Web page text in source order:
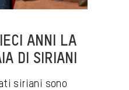
ANNI LA
DI SIRIANI
siriani sono